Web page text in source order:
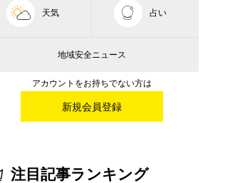
天気 占い
地域安全ニュース
アカウントをお持ちでない方は
新規会員登録
注目記事ランキング